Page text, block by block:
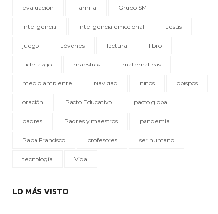
evaluación Familia Grupo SM
inteligencia inteligencia emocional Jesús
juego Jóvenes lectura libro
Liderazgo maestros matemáticas
medio ambiente Navidad niños obispos
oración Pacto Educativo pacto global
padres Padres y maestros pandemia
Papa Francisco profesores ser humano
tecnología Vida
LO MÁS VISTO